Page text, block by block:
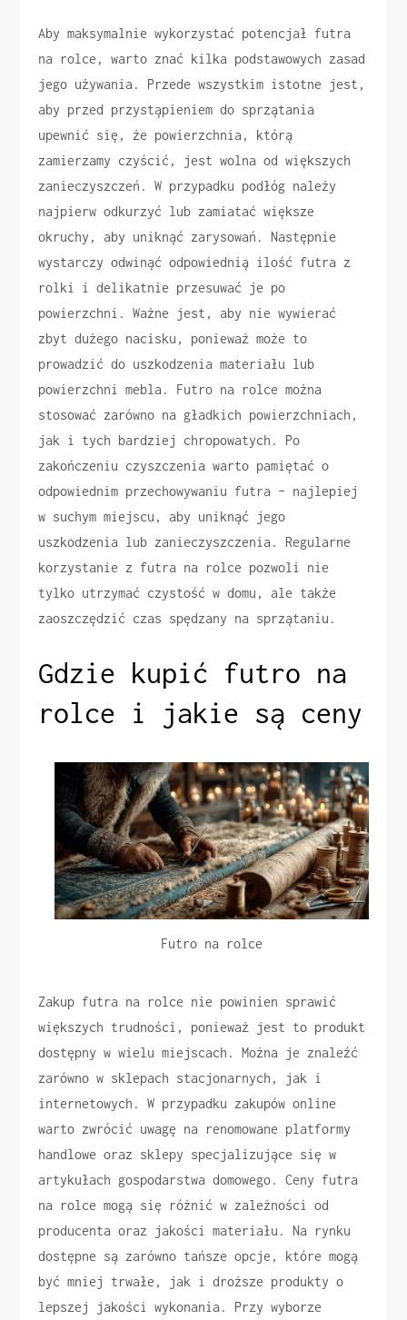
Aby maksymalnie wykorzystać potencjał futra
na rolce, warto znać kilka podstawowych zasad
jego używania. Przede wszystkim istotne jest,
aby przed przystąpieniem do sprzątania
upewnić się, że powierzchnia, którą
zamierzamy czyścić, jest wolna od większych
zanieczyszczeń. W przypadku podłóg należy
najpierw odkurzyć lub zamiatać większe
okruchy, aby uniknąć zarysowań. Następnie
wystarczy odwinąć odpowiednią ilość futra z
rolki i delikatnie przesuwać je po
powierzchni. Ważne jest, aby nie wywierać
zbyt dużego nacisku, ponieważ może to
prowadzić do uszkodzenia materiału lub
powierzchni mebla. Futro na rolce można
stosować zarówno na gładkich powierzchniach,
jak i tych bardziej chropowatych. Po
zakończeniu czyszczenia warto pamiętać o
odpowiednim przechowywaniu futra – najlepiej
w suchym miejscu, aby uniknąć jego
uszkodzenia lub zanieczyszczenia. Regularne
korzystanie z futra na rolce pozwoli nie
tylko utrzymać czystość w domu, ale także
zaoszczędzić czas spędzany na sprzątaniu.
Gdzie kupić futro na
rolce i jakie są ceny
Futro na rolce
Zakup futra na rolce nie powinien sprawić
większych trudności, ponieważ jest to produkt
dostępny w wielu miejscach. Można je znaleźć
zarówno w sklepach stacjonarnych, jak i
internetowych. W przypadku zakupów online
warto zwrócić uwagę na renomowane platformy
handlowe oraz sklepy specjalizujące się w
artykułach gospodarstwa domowego. Ceny futra
na rolce mogą się różnić w zależności od
producenta oraz jakości materiału. Na rynku
dostępne są zarówno tańsze opcje, które mogą
być mniej trwałe, jak i droższe produkty o
lepszej jakości wykonania. Przy wyborze